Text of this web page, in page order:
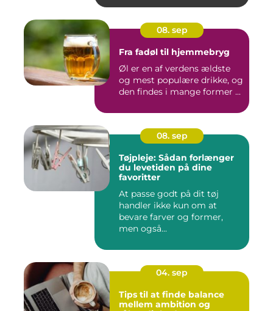
08. sep
Fra fadøl til hjemmebryg
Øl er en af verdens ældste
og mest populære drikke, og
den findes i mange former ...
08. sep
Tøjpleje: Sådan forlænger
du levetiden på dine
favoritter
At passe godt på dit tøj
handler ikke kun om at
bevare farver og former,
men også...
04. sep
Tips til at finde balance
mellem ambition og